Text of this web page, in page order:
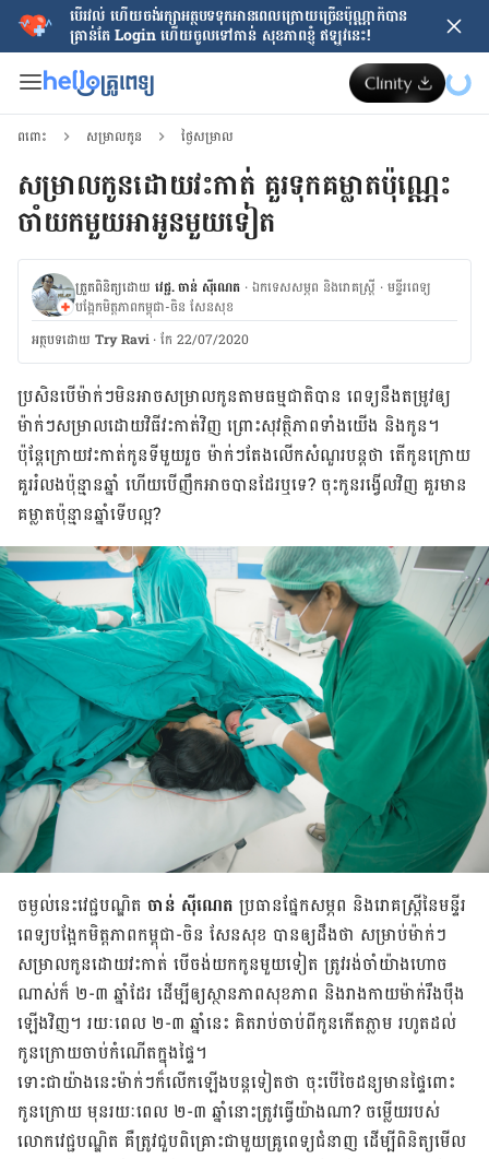
បើរវល់ ហើយចង់​រក្សាអត្ថបទទុកអានពេលក្រោយ​ច្រើនប៉ុណ្ណាក៏បាន
គ្រាន់តែ​ Login ហើយចូលទៅកាន់ សុខភាពខ្ញុំ ឥឡូវនេះ!
ពពោះ សម្រាលកូន ថ្ងៃសម្រាល
សម្រាលកូនដោយវះកាត់ គួរទុកគម្លាតប៉ុណ្ណេះ
ចាំយកមួយអាអូនមួយទៀត
ត្រួតពិនិត្យដោយ វេជ្ជ. ចាន់ ស៊ីណេត ·ឯកទេសសម្ភព និងរោគស្ត្រី ·ម​ន្ទីរពេទ្យ
បង្អែកមិត្តភាពកម្ពុជា-ចិន សែនសុខ
អត្ថបទ​ដោយ Try Ravi · កែ 22/07/2020
ប្រសិនបើម៉ាក់ៗមិនអាចសម្រាលកូនតាមធម្មជាតិបាន ពេទ្យនឹងតម្រូវឲ្យ
ម៉ាក់ៗសម្រាលដោយវិធីវះកាត់វិញ ព្រោះសុវត្ថិភាពទាំងយើង និងកូន។
ប៉ុន្តែក្រោយវះកាត់កូនទីមួយរួច ម៉ាក់ៗតែងលើកសំណួរបន្តថា តើកូនក្រោយ
គួររំលងប៉ុន្មានឆ្នាំ ហើយបើញឹកអាចបានដែរឬទេ? ចុះកូនរង្វើលវិញ គួរមាន
គម្លាតប៉ុន្មានឆ្នាំទើបល្អ?
ចម្ងល់នេះវេជ្ជបណ្ឌិត ចាន់ ស៊ីណេត ប្រធានផ្នែកសម្ភព និងរោគស្ត្រីនៃមន្ទីរ
ពេទ្យបង្អែកមិត្តភាពកម្ពុជា-ចិន សែនសុខ បានឲ្យដឹងថា សម្រាប់ម៉ាក់ៗ
សម្រាលកូនដោយវះកាត់ បើចង់យកកូនមួយទៀត ត្រូវរង់ចាំយ៉ាងហោច
ណាស់ក៏ ២-៣ ឆ្នាំដែរ ដើម្បីឲ្យស្ថានភាពសុខភាព និងរាងកាយម៉ាក់រឹងប៉ឹង
ឡើងវិញ។ រយៈពេល ២-៣ ឆ្នាំនេះ គិតរាប់ចាប់ពីកូនកើតភ្លាម រហូតដល់
កូនក្រោយចាប់កំណើតក្នុងផ្ទៃ។
ទោះជាយ៉ាងនេះម៉ាក់ៗក៏លើកឡើងបន្តទៀតថា ចុះបើចៃដន្យមានផ្ទៃពោះ
កូនក្រោយ មុនរយៈពេល ២-៣ ឆ្នាំនោះត្រូវធ្វើយ៉ាងណា? ចម្លើយរបស់
លោកវេជ្ជបណ្ឌិត គឺត្រូវជួបពិគ្រោះជាមួយគ្រូពេទ្យជំនាញ ដើម្បីពិនិត្យមើល